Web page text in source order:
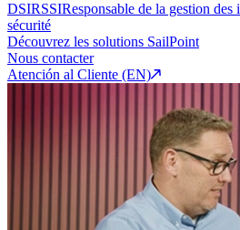
DSIRSSIResponsable de la gestion des
sécurité
Découvrez les solutions SailPoint
Nous contacter
Atención al Cliente (EN)